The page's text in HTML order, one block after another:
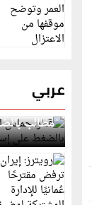
عربي
قطر: حماس
مطالب